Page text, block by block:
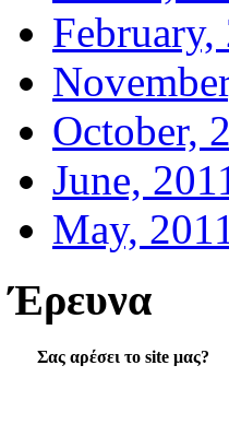
February,
October,
June,
May,
Έρευνα
Σας αρέσει το site μας?